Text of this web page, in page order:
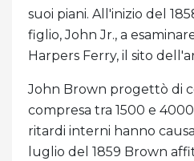
suoi piani. All'inizio del
figlio, John Jr., a
Harpers Ferry, il sito
John Brown progettò di
compresa tra 1500 e
ritardi interni hanno
luglio del 1859 Brown